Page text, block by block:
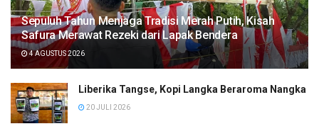
Sepuluh Tahun Menjaga Tradisi Merah Putih, Kisah
Safura Merawat Rezeki dari Lapak Bendera
4 AGUSTUS 2026
Liberika Tangse, Kopi Langka Beraroma Nangka
20 JULI 2026